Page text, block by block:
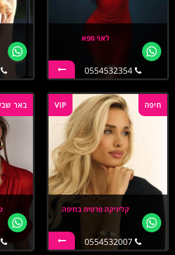
לאוי ספא
0554532354
VIP חיפה
קליניקה פרטית בחיפה
0554532007
באר